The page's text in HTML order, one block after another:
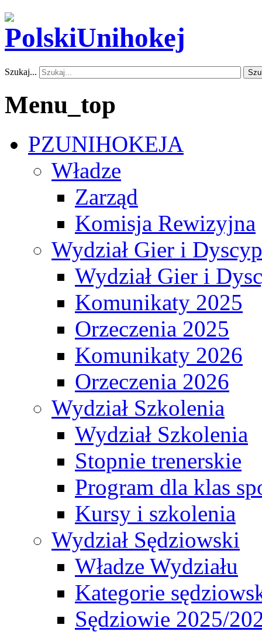
Szukaj...
Menu_top
PZUNIHOKEJA
Władze
Zarząd
Komisja Rewizyjna
Wydział Gier i
Wydział Gier i
Komunikaty 2025
Orzeczenia 2025
Komunikaty 2026
Orzeczenia 2026
Wydział Szkolenia
Wydział Szkolenia
Stopnie trenerskie
Program dla klas
Kursy i szkolenia
Wydział Sędziowski
Władze Wydziału
Kategorie
Sędziowie 2025/